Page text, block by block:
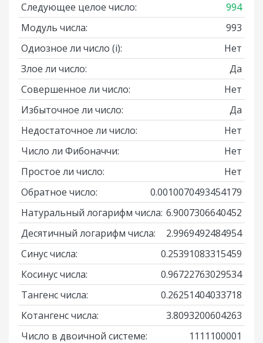
Следующее целое число:
994
Модуль числа:
993
Одиозное ли число (i):
Нет
Злое ли число:
Да
Совершенное ли число:
Нет
Избыточное ли число:
Да
Недостаточное ли число:
Нет
Число ли Фибоначчи:
Нет
Простое ли число:
Нет
Обратное число:
0.0010070493454179
Натуральный логарифм числа: 6.9007306640452
Десятичный логарифм числа:
2.9969492484954
Синус числа:
0.25391083315459
Косинус числа:
0.96722763029534
Тангенс числа:
0.26251404033718
Котангенс числа:
3.8093200604263
Число в двоичной системе:
1111100001